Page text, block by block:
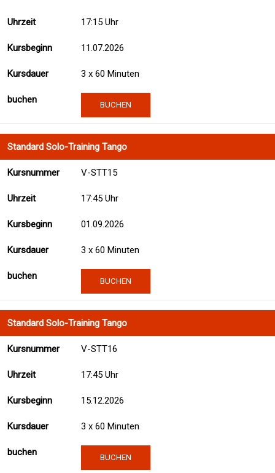
17:15 Uhr
11.07.2026
3 x 60 Minuten
BUCHEN
Standard Solo-Training Tango
V-STT15
17:45 Uhr
01.09.2026
3 x 60 Minuten
BUCHEN
Standard Solo-Training Tango
V-STT16
17:45 Uhr
15.12.2026
3 x 60 Minuten
BUCHEN